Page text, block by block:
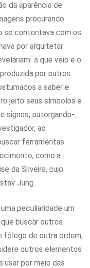
da aparência de
procurando
se contentava com os
por arquitetar
a que veio e o
por outros
a saber e
jeito seus símbolos e
signos, outorgando-
ao
ferramentas
como a
da Silveira, cujo
Jung.
peculiaridade um
buscar outros
fôlego de outra ordem,
outros elementos
por meio das